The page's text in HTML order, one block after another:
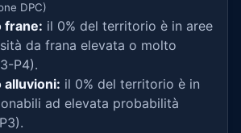
DPC)
frane: il 0% del territorio è in aree
da frana elevata o molto
P4).
alluvioni: il 0% del territorio è in
ad elevata probabilità